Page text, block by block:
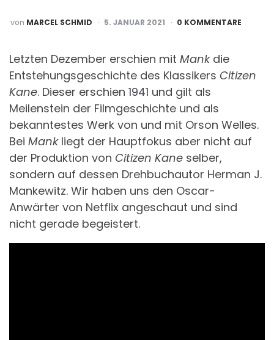
POSTED
BY
von MARCEL SCHMID 5. JANUAR 2021 0 KOMMENTARE
Letzten Dezember erschien mit Mank die
Entstehungsgeschichte des Klassikers Citizen
Kane. Dieser erschien 1941 und gilt als
Meilenstein der Filmgeschichte und als
bekanntestes Werk von und mit Orson Welles.
Bei Mank liegt der Hauptfokus aber nicht auf
der Produktion von Citizen Kane selber,
sondern auf dessen Drehbuchautor Herman J.
Mankewitz. Wir haben uns den Oscar-
Anwärter von Netflix angeschaut und sind
nicht gerade begeistert.